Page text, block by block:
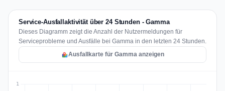
Service-Ausfallaktivität über 24 Stunden - Gamma
Dieses Diagramm zeigt die Anzahl der Nutzermeldungen für
Serviceprobleme und Ausfälle bei Gamma in den letzten 24 Stunden.
Ausfallkarte für Gamma anzeigen